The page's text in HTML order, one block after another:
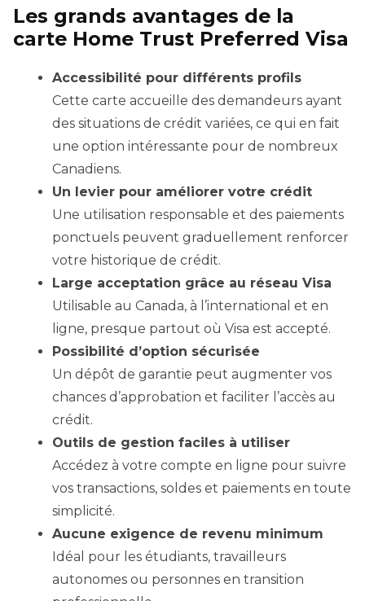
Les grands avantages de la
carte Home Trust Preferred Visa
Accessibilité pour différents profils
Cette carte accueille des demandeurs ayant
des situations de crédit variées, ce qui en fait
une option intéressante pour de nombreux
Canadiens.
Un levier pour améliorer votre crédit
Une utilisation responsable et des paiements
ponctuels peuvent graduellement renforcer
votre historique de crédit.
Large acceptation grâce au réseau Visa
Utilisable au Canada, à l’international et en
ligne, presque partout où Visa est accepté.
Possibilité d’option sécurisée
Un dépôt de garantie peut augmenter vos
chances d’approbation et faciliter l’accès au
crédit.
Outils de gestion faciles à utiliser
Accédez à votre compte en ligne pour suivre
vos transactions, soldes et paiements en toute
simplicité.
Aucune exigence de revenu minimum
Idéal pour les étudiants, travailleurs
autonomes ou personnes en transition